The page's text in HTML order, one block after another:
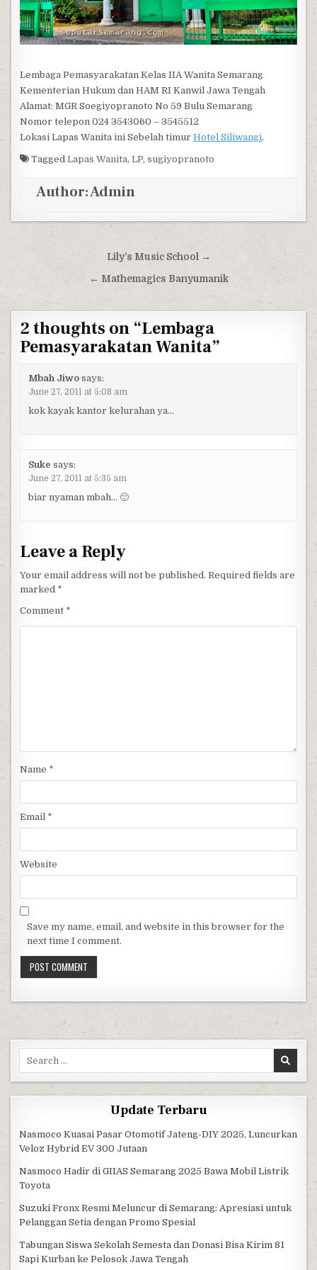
Lembaga Pemasyarakatan Kelas IIA Wanita Semarang
Kementerian Hukum dan HAM RI Kanwil Jawa Tengah
Alamat: MGR Soegiyopranoto No 59 Bulu Semarang
Nomor telepon 024 3543060 – 3545512
Lokasi Lapas Wanita ini Sebelah timurHotel Siliwangi.
TaggedLapas Wanita,LP,sugiyopranoto
Author:Admin
Post navigationLily’s Music School →
← Mathemagics Banyumanik
2 thoughts on “Lembaga
Pemasyarakatan Wanita”
Mbah Jiwo says:
June 27, 2011 at 5:08 am
kok kayak kantor kelurahan ya…
Suke says:
June 27, 2011 at 5:35 am
biar nyaman mbah… 🙂
Leave a Reply
Your email address will not be published. Required fields are
marked *
Comment *
Name *
Email *
Website
Save my name, email, and website in this browser for the
next time I comment.
Update Terbaru
Nasmoco Kuasai Pasar Otomotif Jateng-DIY 2025, Luncurkan
Veloz Hybrid EV 300 Jutaan
Nasmoco Hadir di GIIAS Semarang 2025 Bawa Mobil Listrik
Toyota
Suzuki Fronx Resmi Meluncur di Semarang: Apresiasi untuk
Pelanggan Setia dengan Promo Spesial
Tabungan Siswa Sekolah Semesta dan Donasi Bisa Kirim 81
Sapi Kurban ke Pelosok Jawa Tengah